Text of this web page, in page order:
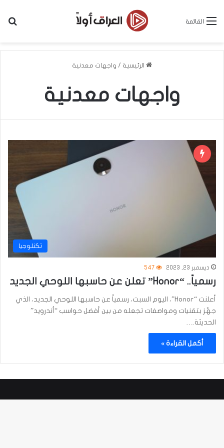
القائمة
الرئيسية / واجهات معدنية
واجهات معدنية
تكنلوجيا
ديسمبر 23, 2023 547
رسمياً.. “Honor” تعلن عن حاسبها اللوحي الجديد
أعلنت “Honor”، اليوم السبت، رسمياً عن حاسبها اللوحي الجديد، الذي
جهّز بتقنيات ومواصفات تجعله من بين أفضل حواسب “أندرويد”
الحديثة.…
أكمل القراءة »